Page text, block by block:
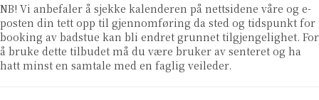
NB! Vi anbefaler å sjekke kalenderen på nettsidene våre og e-
posten din tett opp til gjennomføring da sted og tidspunkt for
booking av badstue kan bli endret grunnet tilgjengelighet. For
å bruke dette tilbudet må du være bruker av senteret og ha
hatt minst en samtale med en faglig veileder.